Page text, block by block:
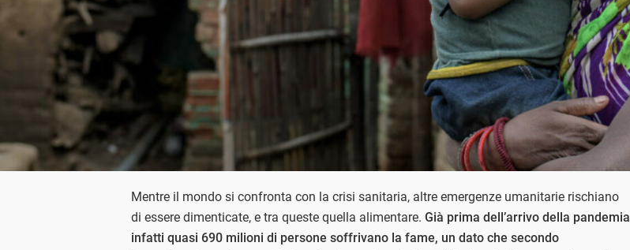
Mentre il mondo si confronta con la crisi sanitaria, altre emergenze umanitarie rischiano
di essere dimenticate, e tra queste quella alimentare. Già prima dell’arrivo della pandemia
infatti quasi 690 milioni di persone soffrivano la fame, un dato che secondo